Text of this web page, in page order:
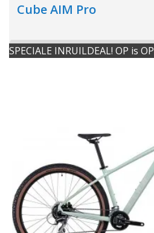
Cube AIM Pro
SPECIALE INRUILDEAL! OP is OP